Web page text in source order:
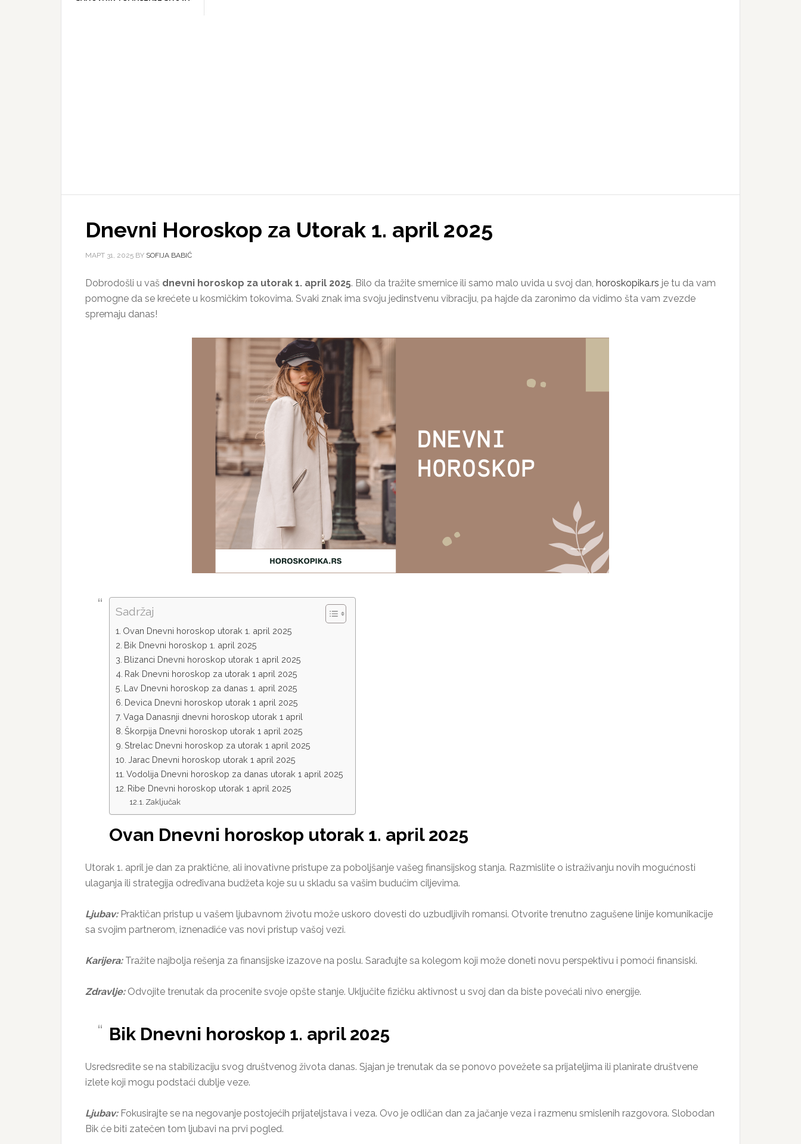
Dnevni Horoskop za Utorak 1. april 2025
МАРТ 31, 2025 BY SOFIJA BABIĆ
Dobrodošli u vaš dnevni horoskop za utorak 1. april 2025. Bilo da tražite smernice ili samo malo uvida u svoj dan, horoskopika.rs je tu da vam
pomogne da se krećete u kosmičkim tokovima. Svaki znak ima svoju jedinstvenu vibraciju, pa hajde da zaronimo da vidimo šta vam zvezde
spremaju danas!
Sadržaj
Ovan Dnevni horoskop utorak 1. april 2025
Bik Dnevni horoskop 1. april 2025
Blizanci Dnevni horoskop utorak 1 april 2025
Rak Dnevni horoskop za utorak 1 april 2025
Lav Dnevni horoskop za danas 1. april 2025
Devica Dnevni horoskop utorak 1 april 2025
Vaga Danasnji dnevni horoskop utorak 1 april
Škorpija Dnevni horoskop utorak 1 april 2025
Strelac Dnevni horoskop za utorak 1 april 2025
Jarac Dnevni horoskop utorak 1 april 2025
Vodolija Dnevni horoskop za danas utorak 1 april 2025
Ribe Dnevni horoskop utorak 1 april 2025
Zaključak
Ovan Dnevni horoskop utorak 1. april 2025
Utorak 1. april je dan za praktične, ali inovativne pristupe za poboljšanje vašeg finansijskog stanja. Razmislite o istraživanju novih mogućnosti
ulaganja ili strategija određivana budžeta koje su u skladu sa vašim budućim ciljevima.
Ljubav:Praktičan pristup u vašem ljubavnom životu može uskoro dovesti do uzbudljivih romansi. Otvorite trenutno zagušene linije komunikacije
sa svojim partnerom, iznenadiće vas novi pristup vašoj vezi.
Karijera:Tražite najbolja rešenja za finansijske izazove na poslu. Sarađujte sa kolegom koji može doneti novu perspektivu i pomoći finansiski.
Zdravlje:Odvojite trenutak da procenite svoje opšte stanje. Uključite fizičku aktivnost u svoj dan da biste povećali nivo energije.
Bik Dnevni horoskop 1. april 2025
Usredsredite se na stabilizaciju svog društvenog života danas. Sjajan je trenutak da se ponovo povežete sa prijateljima ili planirate društvene
izlete koji mogu podstaći dublje veze.
Ljubav:Fokusirajte se na negovanje postojećih prijateljstava i veza. Ovo je odličan dan za jačanje veza i razmenu smislenih razgovora. Slobodan
Bik će biti zatečen tom ljubavi na prvi pogled.